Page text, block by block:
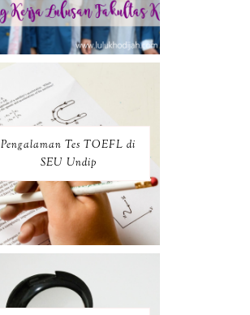
Pengalaman Tes TOEFL di
SEU Undip